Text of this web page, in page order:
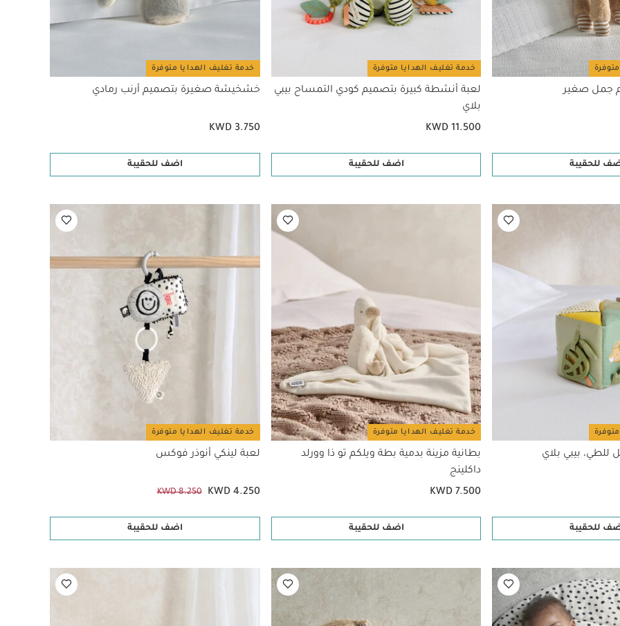
جمل صغير
للحقيبة
خدمة تغليف الهدايا متوفرة
لعبة أنشطة كبيرة بتصميم كودي التمساح بيبي
بلاي
KWD 11.500
اضف للحقيبة
خدمة تغليف الهدايا متوفرة
خشخيشة صغيرة بتصميم أرنب رمادي
KWD 3.750
اضف للحقيبة
بيبي بلاي
للحقيبة
خدمة تغليف الهدايا متوفرة
بطانية مزينة بدمية بطة ويلكم تو ذا وورلد
داكلينج
KWD 7.500
اضف للحقيبة
خدمة تغليف الهدايا متوفرة
لعبة لينكي أنوذر فوكس
KWD 4.250
KWD 8.250
اضف للحقيبة